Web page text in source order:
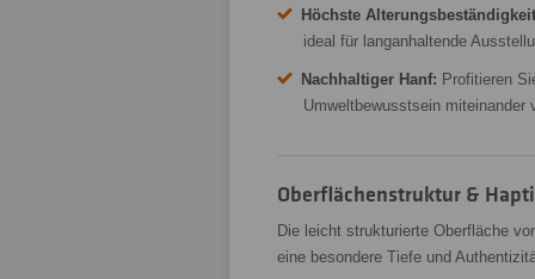
Höchste
ideal für langanhaltende
Nachhaltiger Hanf: Profitieren
Umweltbewusstsein miteinander
Oberflächenstruktur &
Die leicht strukturierte Oberfläche
eine besondere Tiefe und